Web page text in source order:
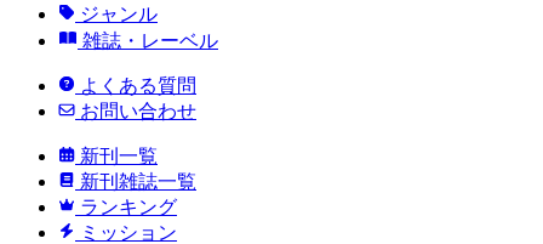
ジャンル
雑誌・レーベル
よくある質問
お問い合わせ
新刊一覧
新刊雑誌一覧
ランキング
ミッション